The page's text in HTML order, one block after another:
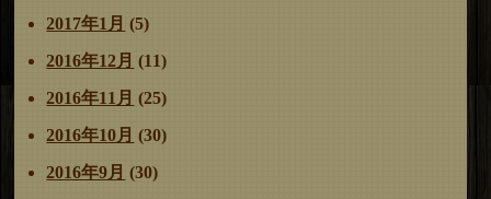
2017年1月 (5)
2016年12月 (11)
2016年11月 (25)
2016年10月 (30)
2016年9月 (30)